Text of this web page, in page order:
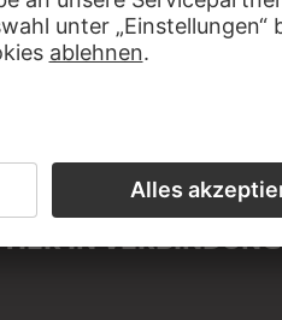
IN VERBINDUNG